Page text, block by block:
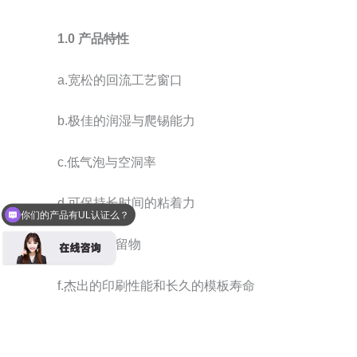
1.0 产品特性
a.宽松的回流工艺窗口
b.极佳的润湿与爬锡能力
c.低气泡与空洞率
d.可保持长时间的粘着力
e极少的残留物
f.杰出的印刷性能和长久的模板寿命
你们的产品有UL认证么？